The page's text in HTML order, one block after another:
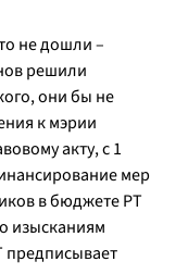
не дошли –
решили
они бы не
к мэрии
акту, с 1
мер
в бюджете РТ
изысканиям
предписывает